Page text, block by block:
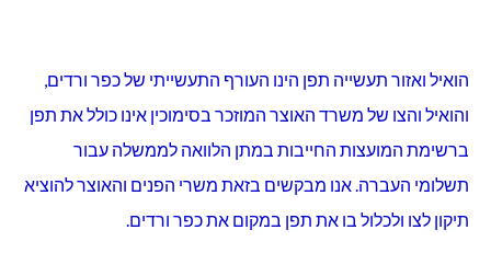
הואיל ואזור תעשייה תפן הינו העורף התעשייתי של כפר ורדים,
והואיל והצו של משרד האוצר המוזכר בסימוכין אינו כולל את תפן
ברשימת המועצות החייבות במתן הלוואה לממשלה עבור
תשלומי העברה. אנו מבקשים בזאת משרי הפנים והאוצר להוציא
תיקון לצו ולכלול בו את תפן במקום את כפר ורדים.